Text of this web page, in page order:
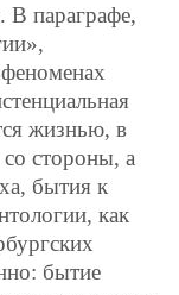
В параграфе,
жизнью, в
стороны, а
бытия к
как
бытие